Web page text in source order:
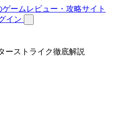
イン
ーストライク徹底解説